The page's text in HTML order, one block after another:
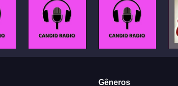
Gêneros